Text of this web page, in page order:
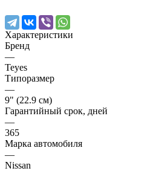
Характеристики
Бренд
—
Teyes
Типоразмер
—
9" (22.9 см)
Гарантийный срок, дней
—
365
Марка автомобиля
—
Nissan